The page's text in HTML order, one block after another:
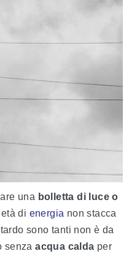
una bolletta di luce o
di energia non stacca
sono tanti non è da
senzaacqua calda per